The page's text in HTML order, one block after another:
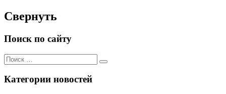
Свернуть
Поиск по сайту
Поиск
для:
Поиск
Категории новостей